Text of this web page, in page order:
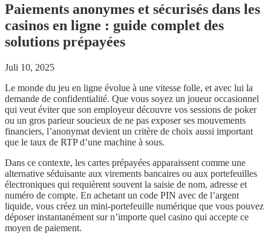
Paiements anonymes et sécurisés dans les
casinos en ligne : guide complet des
solutions prépayées
Juli 10, 2025
Le monde du jeu en ligne évolue à une vitesse folle, et avec lui la
demande de confidentialité. Que vous soyez un joueur occasionnel
qui veut éviter que son employeur découvre vos sessions de poker
ou un gros parieur soucieux de ne pas exposer ses mouvements
financiers, l’anonymat devient un critère de choix aussi important
que le taux de RTP d’une machine à sous.
Dans ce contexte, les cartes prépayées apparaissent comme une
alternative séduisante aux virements bancaires ou aux portefeuilles
électroniques qui requièrent souvent la saisie de nom, adresse et
numéro de compte. En achetant un code PIN avec de l’argent
liquide, vous créez un mini‑portefeuille numérique que vous pouvez
déposer instantanément sur n’importe quel casino qui accepte ce
moyen de paiement.